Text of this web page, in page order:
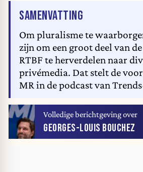
SAMENVATTING
Om pluralisme te
zijn om een groot deel van
RTBF te herverdelen naar
privémedia. Dat stelt de
MR in de podcast van
Volledige berichtgeving over
GEORGES-LOUIS BOUCHEZ